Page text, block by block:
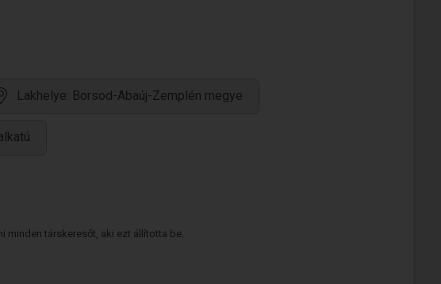
Lakhelye: Borsod-Abaúj-Zemplén megye
minden társkeresőt, aki ezt állította be.